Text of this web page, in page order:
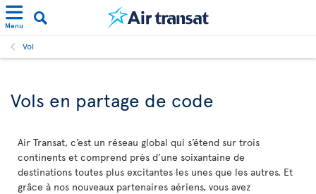
Menu
Vol
Vols en partage de code
Air Transat, c’est un réseau global qui s’étend sur trois
continents et comprend près d’une soixantaine de
destinations toutes plus excitantes les unes que les autres. Et
grâce à nos nouveaux partenaires aériens, vous avez